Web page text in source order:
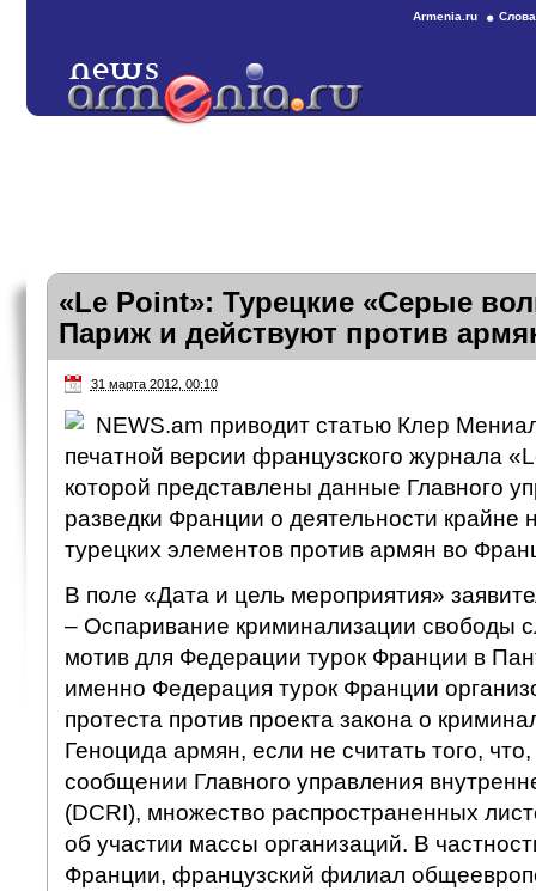
Armenia.ru
«Le Point»: Турецкие «Серые
Париж и действуют против
31 марта 2012, 00:10
NEWS.am приводит статью Клер
печатной версии французского журнала
которой представлены данные Главного
разведки Франции о деятельности крайне
турецких элементов против армян во
В поле «Дата и цель мероприятия»
– Оспаривание криминализации свободы
мотив для Федерации турок Франции в
именно Федерация турок Франции
протеста против проекта закона о
Геноцида армян, если не считать того, что,
сообщении Главного управления
(DCRI), множество распространенных
об участии массы организаций. В
Франции, французский филиал